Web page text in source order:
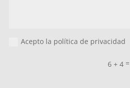
Acepto la política de privacidad
6 + 4 =